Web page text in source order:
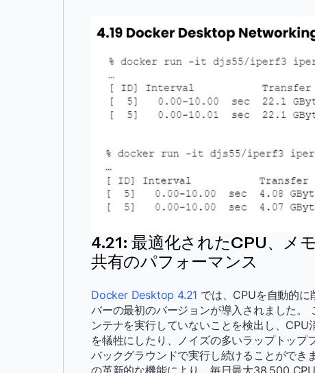
4.21: 最適化されたCPU、メ
共有のパフォーマンス
Docker Desktop 4.21 では、CPUを自動的
バーの最初のバージョンが導入されました
ンテナを実行していないことを検出し、
を犠牲にしたり、ノイズの多いラップトッ
バックグラウンドで実行し続けることがで